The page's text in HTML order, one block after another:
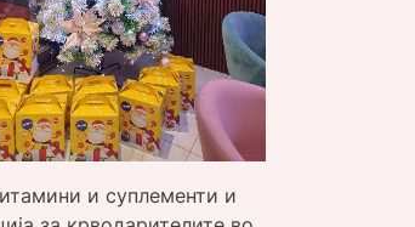
и суплементи и